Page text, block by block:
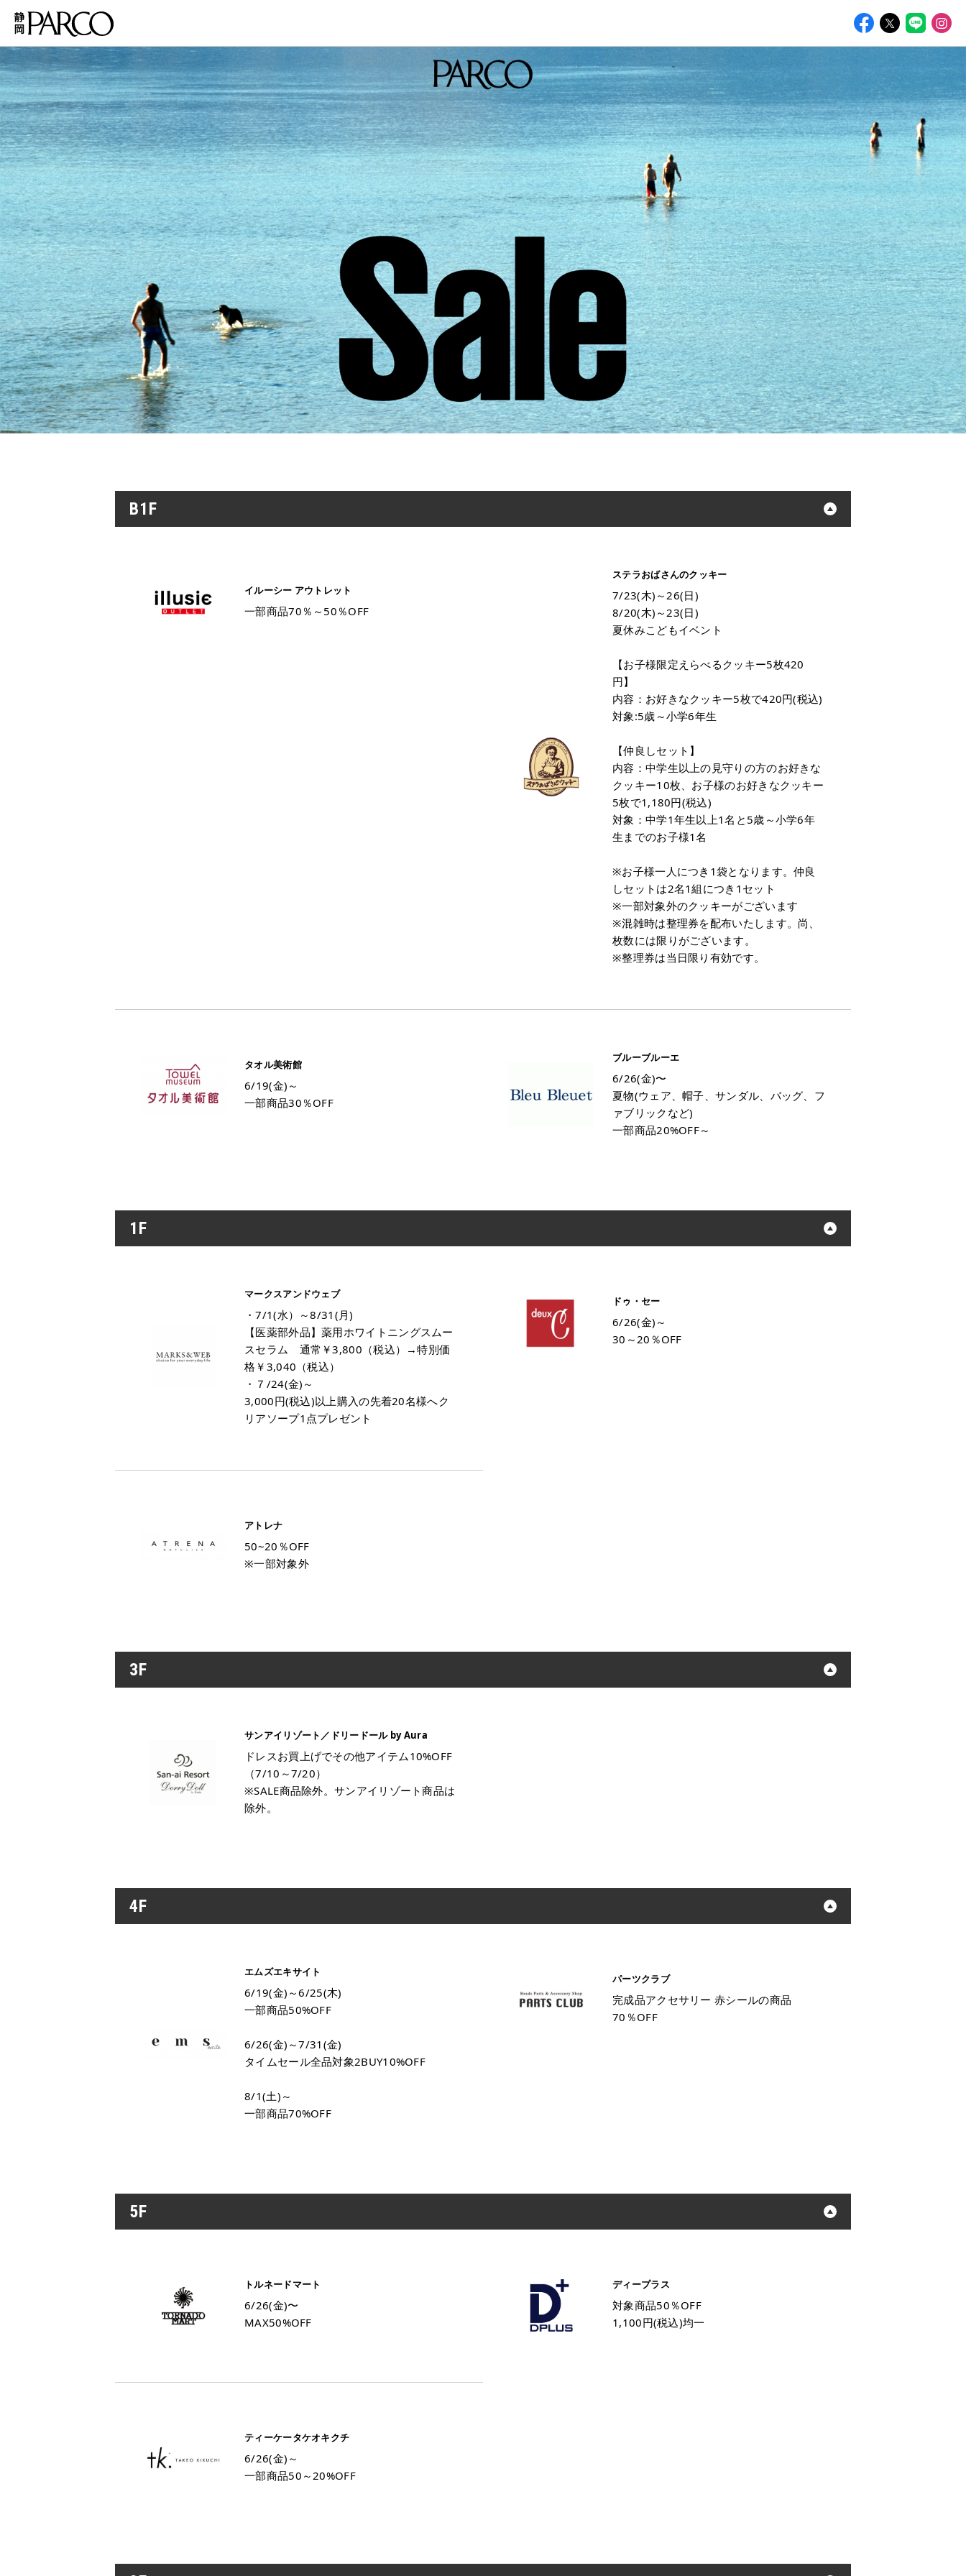
B1F
イルーシー アウトレット
一部商品70％～50％OFF
ステラおばさんのクッキー
7/23(木)～26(日)
8/20(木)～23(日)
夏休みこどもイベント
【お子様限定えらべるクッキー5枚420
円】
内容：お好きなクッキー5枚で420円(税込)
対象:5歳～小学6年生
【仲良しセット】
内容：中学生以上の見守りの方のお好きな
クッキー10枚、お子様のお好きなクッキー
5枚で1,180円(税込)
対象：中学1年生以上1名と5歳～小学6年
生までのお子様1名
※お子様一人につき1袋となります。仲良
しセットは2名1組につき1セット
※一部対象外のクッキーがございます
※混雑時は整理券を配布いたします。尚、
枚数には限りがございます。
※整理券は当日限り有効です。
タオル美術館
6/19(金)～
一部商品30％OFF
ブルーブルーエ
6/26(金)〜
夏物(ウェア、帽子、サンダル、バッグ、フ
ァブリックなど)
一部商品20%OFF～
1F
マークスアンドウェブ
・7/1(水）～8/31(月)
【医薬部外品】薬用ホワイトニングスムー
スセラム 通常￥3,800（税込）→特別価
格￥3,040（税込）
・７/24(金)～
3,000円(税込)以上購入の先着20名様へク
リアソープ1点プレゼント
ドゥ・セー
6/26(金)～
30～20％OFF
アトレナ
50~20％OFF
※一部対象外
3F
サンアイリゾート／ドリードール by Aura
ドレスお買上げでその他アイテム10%OFF
（7/10～7/20）
※SALE商品除外。サンアイリゾート商品は
除外。
4F
エムズエキサイト
6/19(金)～6/25(木)
一部商品50%OFF
6/26(金)～7/31(金)
タイムセール全品対象2BUY10%OFF
8/1(土)～
一部商品70%OFF
パーツクラブ
完成品アクセサリー 赤シールの商品
70％OFF
5F
トルネードマート
6/26(金)〜
MAX50%OFF
ディープラス
対象商品50％OFF
1,100円(税込)均一
ティーケータケオキクチ
6/26(金)～
一部商品50～20%OFF